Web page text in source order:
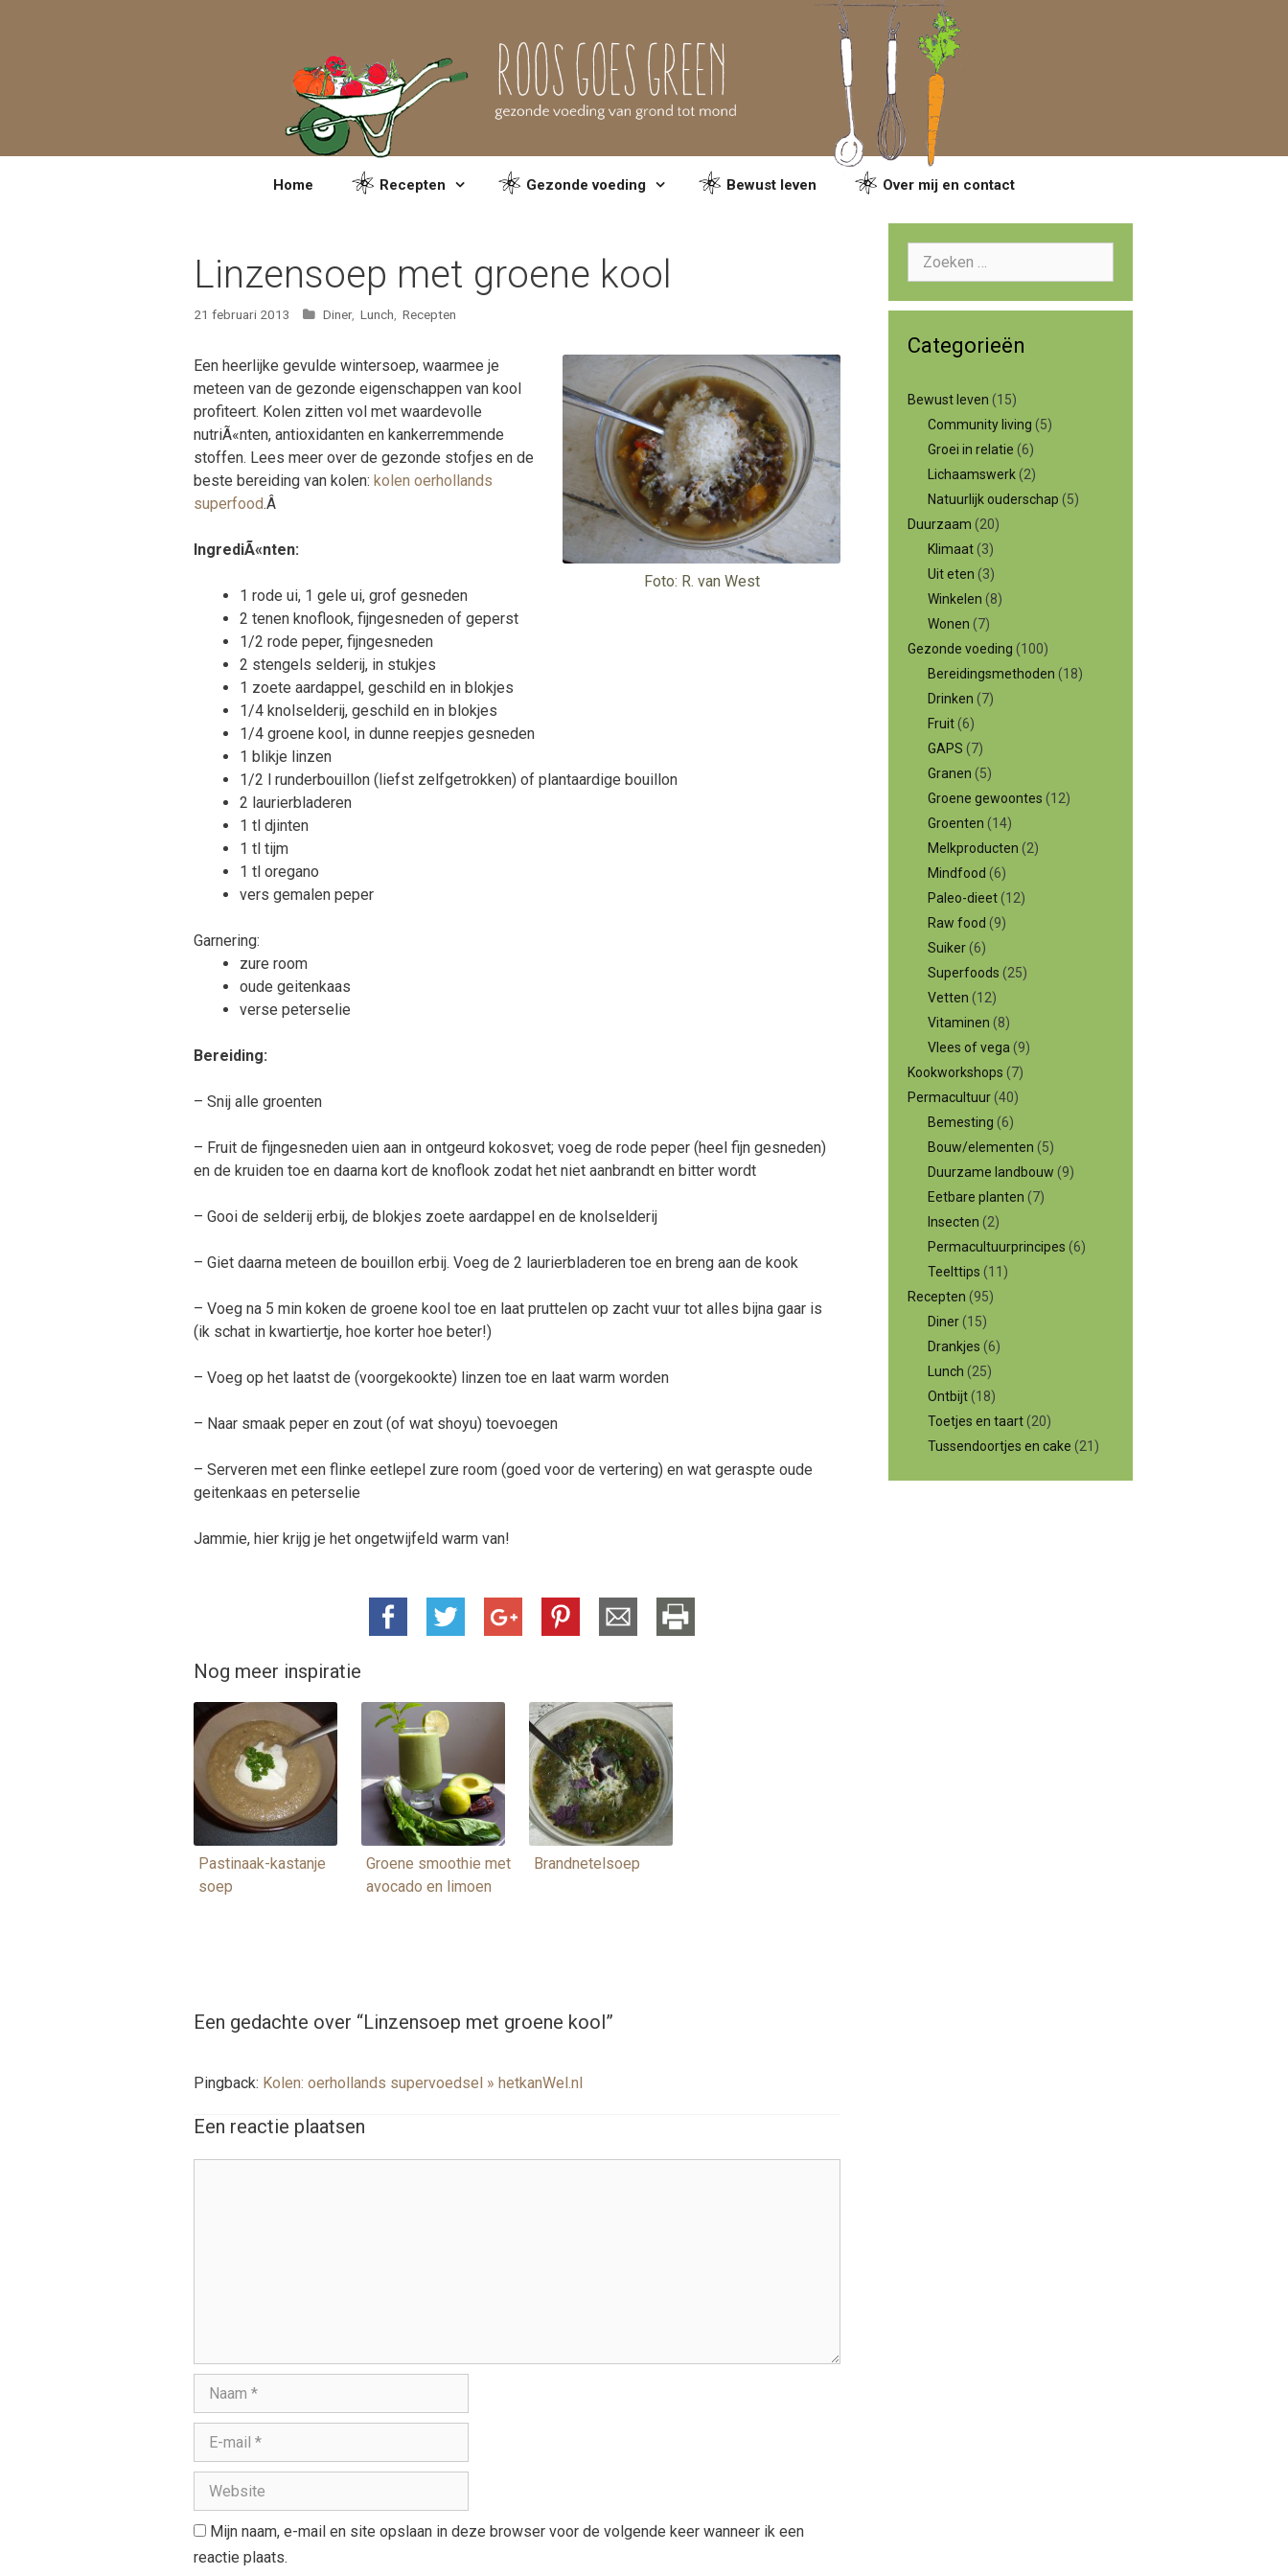
Home Recepten Gezonde voeding Bewust leven Over mij en contact
Linzensoep met groene kool
21 februari 2013 Categorieën
Diner, Lunch, Recepten
Foto: R. van West
Een heerlijke gevulde wintersoep, waarmee je
meteen van de gezonde eigenschappen van kool
profiteert. Kolen zitten vol met waardevolle
nutriÃ«nten, antioxidanten en kankerremmende
stoffen. Lees meer over de gezonde stofjes en de
beste bereiding van kolen: kolen oerhollands
superfood.Â
IngrediÃ«nten:
1 rode ui, 1 gele ui, grof gesneden
2 tenen knoflook, fijngesneden of geperst
1/2 rode peper, fijngesneden
2 stengels selderij, in stukjes
1 zoete aardappel, geschild en in blokjes
1/4 knolselderij, geschild en in blokjes
1/4 groene kool, in dunne reepjes gesneden
1 blikje linzen
1/2 l runderbouillon (liefst zelfgetrokken) of plantaardige bouillon
2 laurierbladeren
1 tl djinten
1 tl tijm
1 tl oregano
vers gemalen peper
Garnering:
zure room
oude geitenkaas
verse peterselie
Bereiding:
– Snij alle groenten
– Fruit de fijngesneden uien aan in ontgeurd kokosvet; voeg de rode peper (heel fijn gesneden)
en de kruiden toe en daarna kort de knoflook zodat het niet aanbrandt en bitter wordt
– Gooi de selderij erbij, de blokjes zoete aardappel en de knolselderij
– Giet daarna meteen de bouillon erbij. Voeg de 2 laurierbladeren toe en breng aan de kook
– Voeg na 5 min koken de groene kool toe en laat pruttelen op zacht vuur tot alles bijna gaar is
(ik schat in kwartiertje, hoe korter hoe beter!)
– Voeg op het laatst de (voorgekookte) linzen toe en laat warm worden
– Naar smaak peper en zout (of wat shoyu) toevoegen
– Serveren met een flinke eetlepel zure room (goed voor de vertering) en wat geraspte oude
geitenkaas en peterselie
Jammie, hier krijg je het ongetwijfeld warm van!
Nog meer inspiratie
Pastinaak-kastanje
soep
Groene smoothie met
avocado en limoen
Brandnetelsoep
Een gedachte over “Linzensoep met groene kool ”
Pingback: Kolen: oerhollands supervoedsel » hetkanWel.nl
Een reactie plaatsen
Mijn naam, e-mail en site opslaan in deze browser voor de volgende keer wanneer ik een
reactie plaats.
naar:
Categorieën
Bewust leven (15)
Community living (5)
Groei in relatie (6)
Lichaamswerk(2)
Natuurlijk ouderschap (5)
Duurzaam (20)
Klimaat(3)
Uit eten (3)
Winkelen (8)
Wonen (7)
Gezonde voeding (100)
Bereidingsmethoden (18)
Drinken (7)
Fruit(6)
GAPS (7)
Granen (5)
Groene gewoontes (12)
Groenten (14)
Melkproducten (2)
Mindfood (6)
Paleo-dieet(12)
Raw food (9)
Suiker(6)
Superfoods (25)
Vetten (12)
Vitaminen (8)
Vlees of vega(9)
Kookworkshops (7)
Permacultuur(40)
Bemesting (6)
Bouw/elementen (5)
Duurzame landbouw (9)
Eetbare planten (7)
Insecten (2)
Permacultuurprincipes (6)
Teelttips (11)
Recepten (95)
Diner(15)
Drankjes (6)
Lunch (25)
Ontbijt(18)
Toetjes en taart(20)
Tussendoortjes en cake (21)